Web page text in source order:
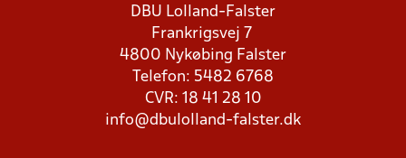
DBU Lolland-Falster
Frankrigsvej 7
4800 Nykøbing Falster
Telefon: 5482 6768
CVR: 18 41 28 10
info@dbulolland-falster.dk